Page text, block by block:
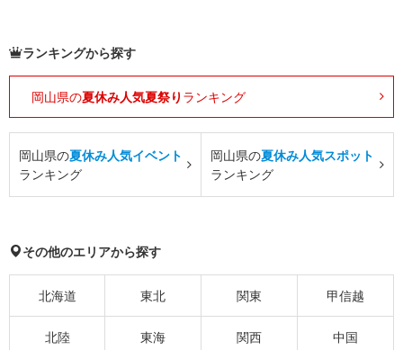
ランキングから探す
岡山県の夏休み人気夏祭り ランキング
岡山県の夏休み人気イベント
ランキング
岡山県の夏休み人気スポット
ランキング
その他のエリアから探す
北海道 東北 関東 甲信越
北陸 東海 関西 中国